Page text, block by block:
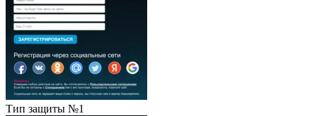
Тип защиты №1